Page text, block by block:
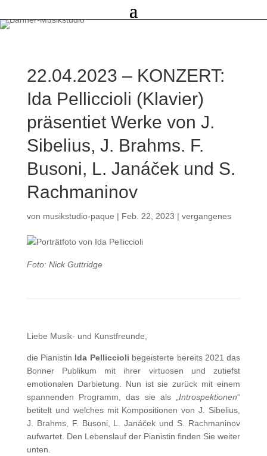
22.04.2023 – KONZERT:
Ida Pelliccioli (Klavier)
präsentiet Werke von J.
Sibelius, J. Brahms. F.
Busoni, L. Janáček und S.
Rachmaninov
von musikstudio-paque | Feb. 22, 2023 | vergangenes
Foto: Nick Guttridge
Liebe Musik- und Kunstfreunde,
die Pianistin Ida Pelliccioli begeisterte bereits 2021 das
Bonner Publikum mit ihrer virtuosen und zutiefst
emotionalen Darbietung. Nun ist sie zurück mit einem
spannenden Programm, das sie als „Introspektionen“
betitelt und welches mit Kompositionen von J. Sibelius,
J. Brahms, F. Busoni, L. Janáček und S. Rachmaninov
aufwartet. Den Lebenslauf der Pianistin finden Sie weiter
unten.